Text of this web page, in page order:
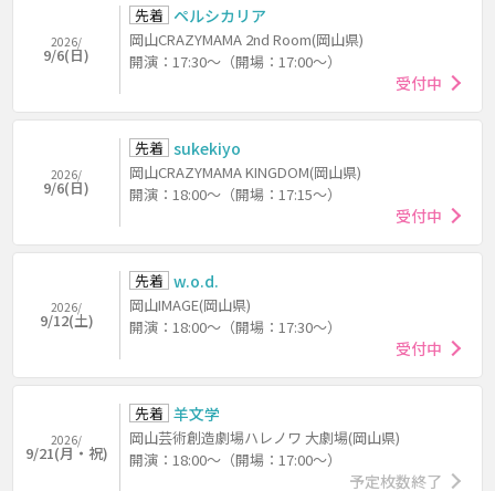
2026/
9/6(日)
先着 ペルシカリア
岡山CRAZYMAMA 2nd Room(岡山県)
開演：17:30～（開場：17:00～）
受付中
2026/
9/6(日)
先着 sukekiyo
岡山CRAZYMAMA KINGDOM(岡山県)
開演：18:00～（開場：17:15～）
受付中
2026/
9/12(土)
先着 w.o.d.
岡山IMAGE(岡山県)
開演：18:00～（開場：17:30～）
受付中
2026/
9/21(月・祝)
先着 羊文学
岡山芸術創造劇場ハレノワ 大劇場(岡山県)
開演：18:00～（開場：17:00～）
予定枚数終了